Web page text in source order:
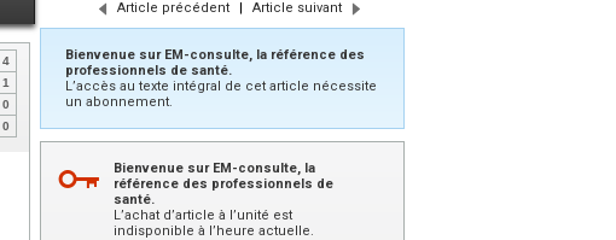
4
1
0
0
Article précédent | Article suivant
Bienvenue sur EM-consulte, la référence des
professionnels de santé.
L’accès au texte intégral de cet article nécessite
un abonnement.
Bienvenue sur EM-consulte, la
référence des professionnels de
santé.
L’achat d’article à l’unité est
indisponible à l’heure actuelle.